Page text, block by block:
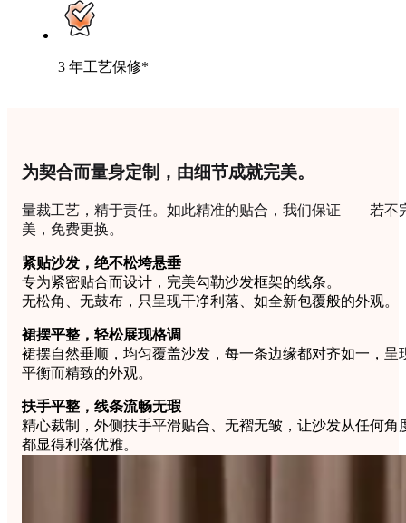
3 年工艺保修*
为契合而量身定制，由细节成就完美。
量裁工艺，精于责任。如此精准的贴合，我们保证——若不
美，免费更换。
紧贴沙发，绝不松垮悬垂
专为紧密贴合而设计，完美勾勒沙发框架的线条。
无松角、无鼓布，只呈现干净利落、如全新包覆般的外观。
裙摆平整，轻松展现格调
裙摆自然垂顺，均匀覆盖沙发，每一条边缘都对齐如一，呈
平衡而精致的外观。
扶手平整，线条流畅无瑕
精心裁制，外侧扶手平滑贴合、无褶无皱，让沙发从任何角
都显得利落优雅。